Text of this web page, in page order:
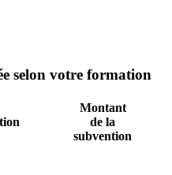
selon votre formation
Montant
de la
subvention